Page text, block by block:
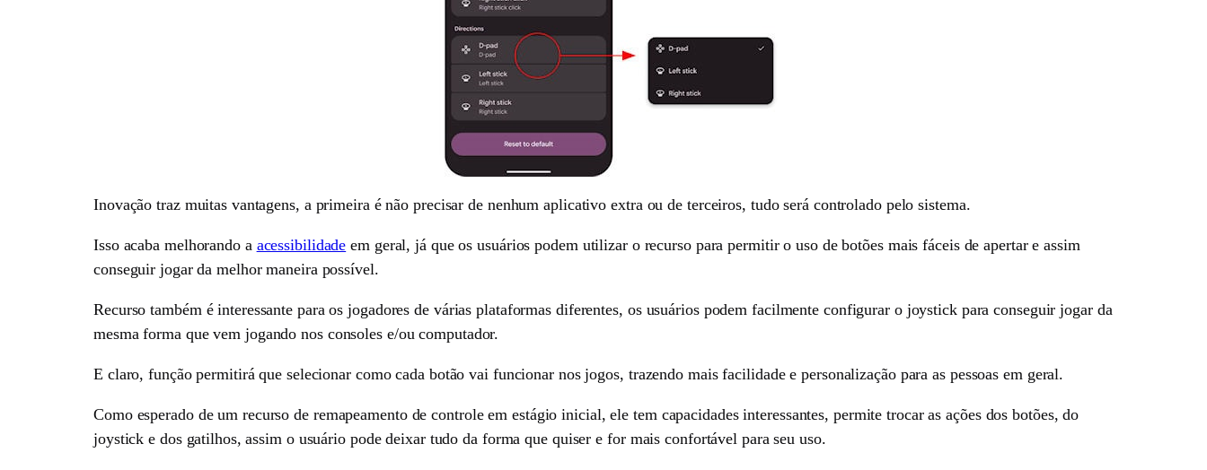
Inovação traz muitas vantagens, a primeira é não precisar de nenhum aplicativo extra ou de terceiros, tudo será controlado pelo sistema.
Isso acaba melhorando a acessibilidade em geral, já que os usuários podem utilizar o recurso para permitir o uso de botões mais fáceis de apertar e assim
conseguir jogar da melhor maneira possível.
Recurso também é interessante para os jogadores de várias plataformas diferentes, os usuários podem facilmente configurar o joystick para conseguir jogar da
mesma forma que vem jogando nos consoles e/ou computador.
E claro, função permitirá que selecionar como cada botão vai funcionar nos jogos, trazendo mais facilidade e personalização para as pessoas em geral.
Como esperado de um recurso de remapeamento de controle em estágio inicial, ele tem capacidades interessantes, permite trocar as ações dos botões, do
joystick e dos gatilhos, assim o usuário pode deixar tudo da forma que quiser e for mais confortável para seu uso.